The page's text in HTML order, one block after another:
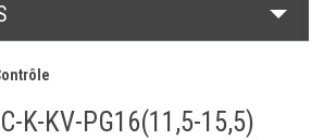
K-KV-PG16(11,5-15,5)